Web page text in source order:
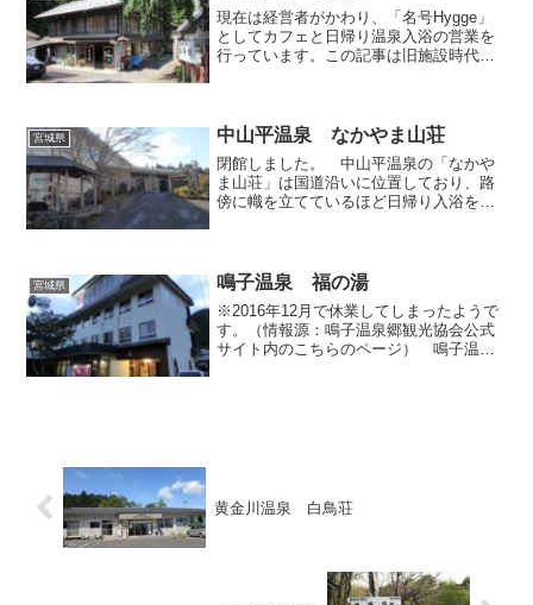
現在は経営者がかわり、「名号Hygge」
としてカフェと日帰り温泉入浴の営業を
行っています。この記事は旧施設時代を
で過ごしたため、...
宮城県 中山平温泉 なかやま山荘
閉館しました。 中山平温泉の「なかや
ま山荘」は国道沿いに位置しており、路
傍に幟を立てているほど日帰り入浴を積
で取り上げたことのある東鳴...
宮城県 鳴子温泉 福の湯
※2016年12月で休業してしまったようで
す。（情報源：鳴子温泉郷観光協会公式
サイト内のこちらのページ） 鳴子温泉
黄金川温泉 白鳥荘